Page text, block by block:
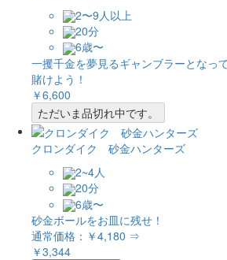
2〜9人以上
20分
6歳〜
一攫千金を夢見るギャンブラーとなっ
賭けよう！
￥6,600
ただいま品切れ中です。
クロンダイク 砂金ハンターズ
2~4人
20分
6歳〜
砂金ボールをお皿に残せ！
通常価格： ￥4,180 ⇒
￥3,344